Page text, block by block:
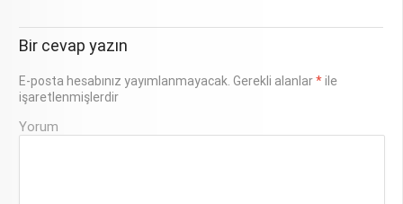
Bir cevap yazın
E-posta hesabınız yayımlanmayacak. Gerekli alanlar*ile
işaretlenmişlerdir
Yorum